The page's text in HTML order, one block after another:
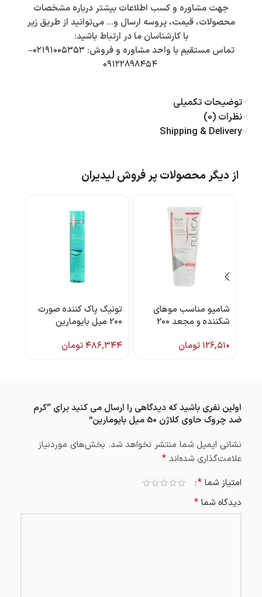
جهت مشاوره و کسب اطلاعات بیشتر درباره مشخصات
محصولات، قیمت، پروسه ارسال و… می‌توانید از طریق زیر
با کارشناسان ما در ارتباط باشید:
تماس مستقیم با واحد مشاوره و فروش: ۰۲۱۹۱۰۰۵۳۵۳–
۰۹۱۲۲۸۹۸۴۵۴
توضیحات تکمیلی
نظرات (0)
Shipping & Delivery
از دیگر محصولات پر فروش لیدیران
شامپو مناسب موهای
شکننده و مجعد 200
۱۲۶,۵۱۰تومان
تونیک پاک کننده صورت
200 میل بایومارین
۴۸۶,۳۴۴تومان
اولین نفری باشید که دیدگاهی را ارسال می کنید برای “کرم
ضد چروک حاوی کلاژن 50 میل بایومارین”
نشانی ایمیل شما منتشر نخواهد شد. بخش‌های موردنیاز
علامت‌گذاری شده‌اند *
امتیاز شما *
دیدگاه شما *